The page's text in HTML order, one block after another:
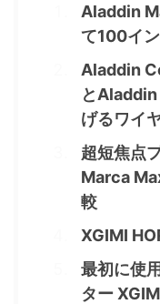
Aladdin
て100イ
Aladdin
と
げるワイ
超短焦点
Marca
較
XGIMI
最初に使
ター